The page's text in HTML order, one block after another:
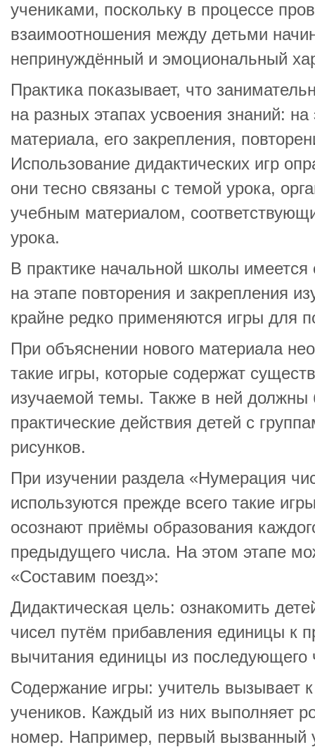
учениками, поскольку в процессе
взаимоотношения между детьми
непринуждённый и эмоциональный
Практика показывает, что
на разных этапах усвоения знаний:
материала, его закрепления,
Использование дидактических игр
они тесно связаны с темой урока,
учебным материалом,
урока.
В практике начальной школы имеется
на этапе повторения и закрепления
крайне редко применяются игры для
При объяснении нового материала
такие игры, которые содержат
изучаемой темы. Также в ней
практические действия детей с
рисунков.
При изучении раздела «Нумерация
используются прежде всего такие
осознают приёмы образования
предыдущего числа. На этом этапе
«Составим поезд»:
Дидактическая цель: ознакомить
чисел путём прибавления единицы к
вычитания единицы из последующего
Содержание игры: учитель вызывает
учеников. Каждый из них выполняет
номер. Например, первый вызванный